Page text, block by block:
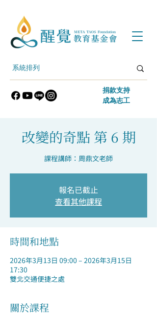
​捐款支持
​成為志工
改變的奇點 第 6 期
課程講師：周鼎文老師
報名已截止
查看其他課程
時間和地點
2026年3月13日 09:00 – 2026年3月15日
17:30
雙北交通便捷之處
關於課程